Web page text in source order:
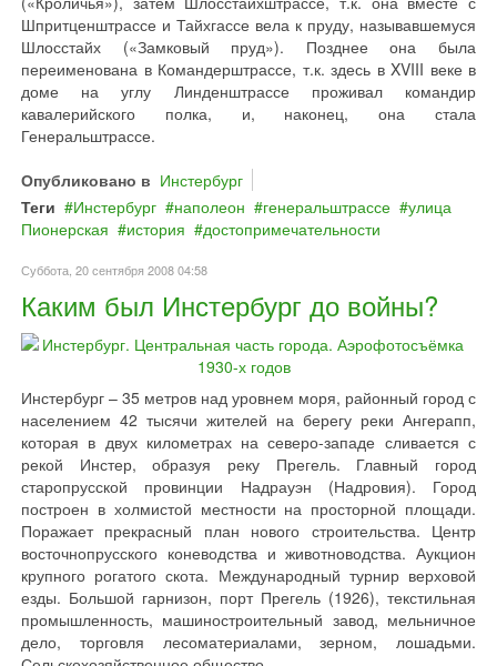
Шпритценштрассе и Тайхгассе вела к пруду, называвшемуся
Шлосстайх («Замковый пруд»). Позднее она была
переименована в Командерштрассе, т.к. здесь в XVIII веке в
доме на углу Линденштрассе проживал командир
кавалерийского полка, и, наконец, она стала
Генеральштрассе.
Опубликовано в Инстербург
Теги
Инстербург наполеон генеральштрассе
улица
Пионерская
история достопримечательности
Суббота, 20 сентября 2008 04:58
Каким был Инстербург до войны?
Инстербург – 35 метров над уровнем моря, районный город с
населением 42 тысячи жителей на берегу реки Ангерапп,
которая в двух километрах на северо-западе сливается с
рекой Инстер, образуя реку Прегель. Главный город
старопрусской провинции Надрауэн (Надровия). Город
построен в холмистой местности на просторной площади.
Поражает прекрасный план нового строительства. Центр
восточнопрусского коневодства и животноводства. Аукцион
крупного рогатого скота. Международный турнир верховой
езды. Большой гарнизон, порт Прегель (1926), текстильная
промышленность, машиностроительный завод, мельничное
дело, торговля лесоматериалами, зерном, лошадьми.